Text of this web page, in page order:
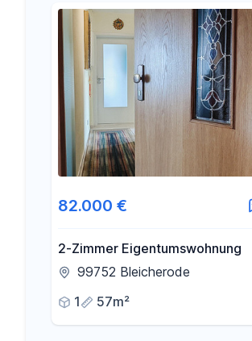
82.000 €
2-Zimmer Eigentumswohnung
99752 Bleicherode
1
57m²